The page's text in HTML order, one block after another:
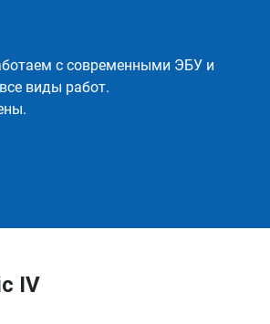
с современными ЭБУ и
виды работ.
IV